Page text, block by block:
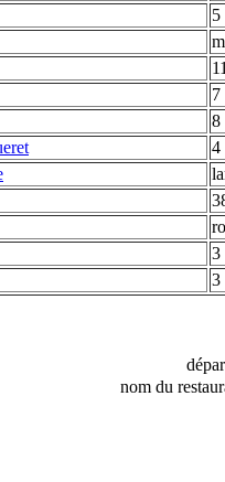
5
7
8
4
3
3
nom du